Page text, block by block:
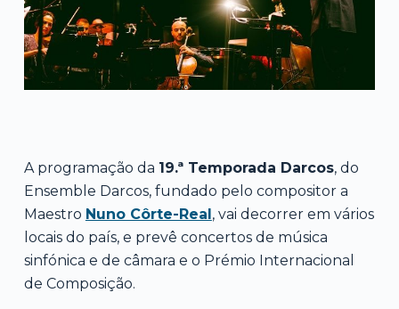
A programação da 19.ª Temporada Darcos, do
Ensemble Darcos, fundado pelo compositor a
Maestro Nuno Côrte-Real, vai decorrer em vários
locais do país, e prevê concertos de música
sinfónica e de câmara e o Prémio Internacional
de Composição.